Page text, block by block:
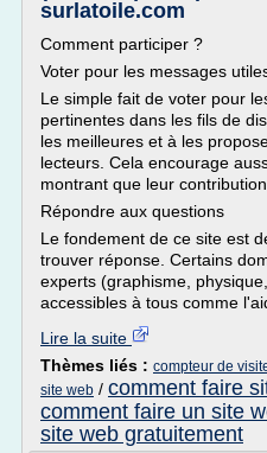
surlatoile.com
Comment participer ?
Voter pour les messages
Le simple fait de voter pour
pertinentes dans les fils de
les meilleures et à les
lecteurs. Cela encourage
montrant que leur
Répondre aux questions
Le fondement de ce site est
trouver réponse. Certains
experts (graphisme,
accessibles à tous comme
Lire la suite
Thèmes liés : compteur de
site web / comment faire
comment faire un site
site web gratuitement